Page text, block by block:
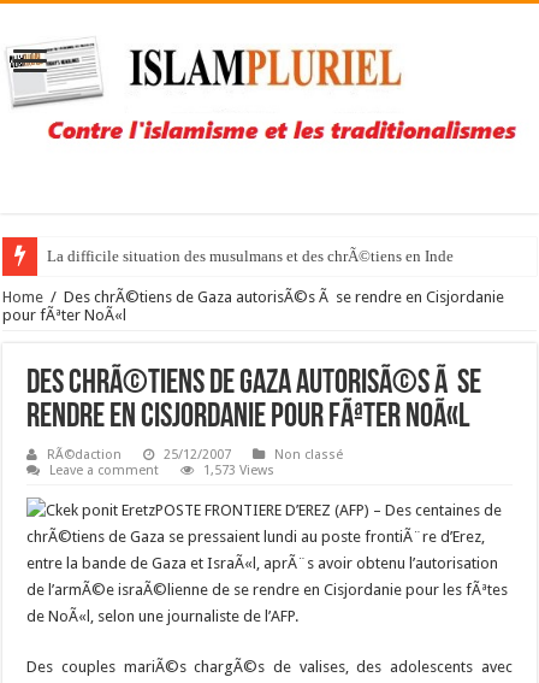
La difficile situation des musulmans et des chrÃ©tiens en Inde
Home / Des chrÃ©tiens de Gaza autorisÃ©s Ã se rendre en Cisjordanie
pour fÃªter NoÃ«l
Des chrÃ©tiens de Gaza autorisÃ©s Ã se
rendre en Cisjordanie pour fÃªter NoÃ«l
RÃ©daction 25/12/2007
Non classé
Leave a comment
1,573 Views
POSTE FRONTIERE D’EREZ (AFP) – Des centaines de
chrÃ©tiens de Gaza se pressaient lundi au poste frontiÃ¨re d’Erez,
entre la bande de Gaza et IsraÃ«l, aprÃ¨s avoir obtenu l’autorisation
de l’armÃ©e israÃ©lienne de se rendre en Cisjordanie pour les fÃªtes
de NoÃ«l, selon une journaliste de l’AFP.
Des couples mariÃ©s chargÃ©s de valises, des adolescents avec